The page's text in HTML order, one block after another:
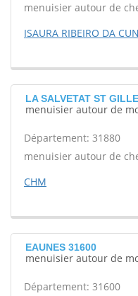
menuisier autour de
ISAURA RIBEIRO DA
LA SALVETAT ST
menuisier autour de
Département: 31880
menuisier autour de
CHM
EAUNES 31600
menuisier autour de
Département: 31600